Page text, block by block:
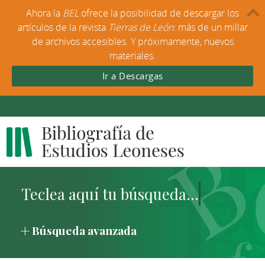
Búsqueda avanzada
Ahora la BEL ofrece la posibilidad de descargar los
artículos de la revista Tierras de León: más de un millar
de archivos accesibles. Y próximamente, nuevos
materiales.
Ir a Descargas